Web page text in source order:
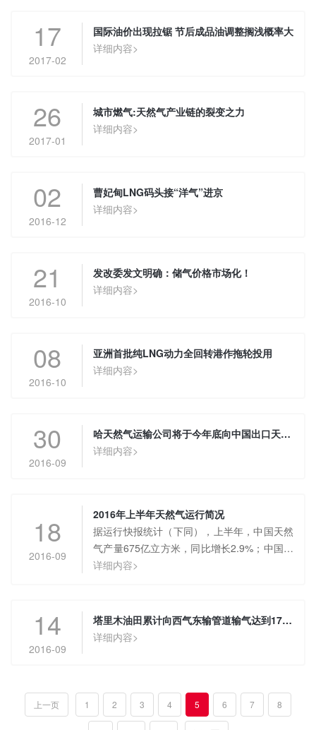
17
2017-02
国际油价出现拉锯 节后成品油调整搁浅概率大
详细内容>
26
2017-01
城市燃气:天然气产业链的裂变之力
详细内容>
02
2016-12
曹妃甸LNG码头接“洋气”进京
详细内容>
21
2016-10
发改委发文明确：储气价格市场化！
详细内容>
08
2016-10
亚洲首批纯LNG动力全回转港作拖轮投用
详细内容>
30
2016-09
哈天然气运输公司将于今年底向中国出口天然气
详细内容>
18
2016-09
2016年上半年天然气运行简况
据运行快报统计（下同），上半年，中国天然
气产量675亿立方米，同比增长2.9%；中国天
然气进口量356亿立方米，增加21.2%；中国
详细内容>
14
2016-09
塔里木油田累计向西气东输管道输气达到1711亿方
详细内容>
上一页 1 2 3 4 5 6 7 8